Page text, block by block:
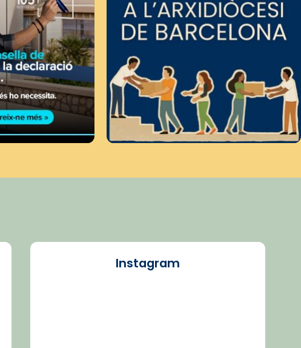
Instagram